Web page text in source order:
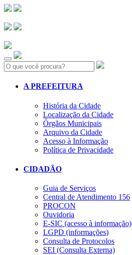
Search:
A PREFEITURA
História da Cidade
Localização da Cidade
Órgãos Municipais
Arquivo da Cidade
Acesso à Informação
Política de Privacidade
CIDADÃO
Guia de Serviços
Central de Atendimento 156
PROCON
Ouvidoria
E-SIC (acesso à informação)
LGPD (informações)
Consulta de Protocolos
SEI (Consulta Externa)